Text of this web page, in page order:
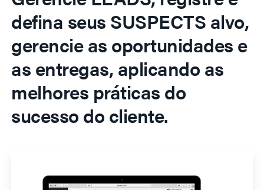
defina seus SUSPECTS alvo,
gerencie as oportunidades e
as entregas, aplicando as
melhores práticas do
sucesso do cliente.